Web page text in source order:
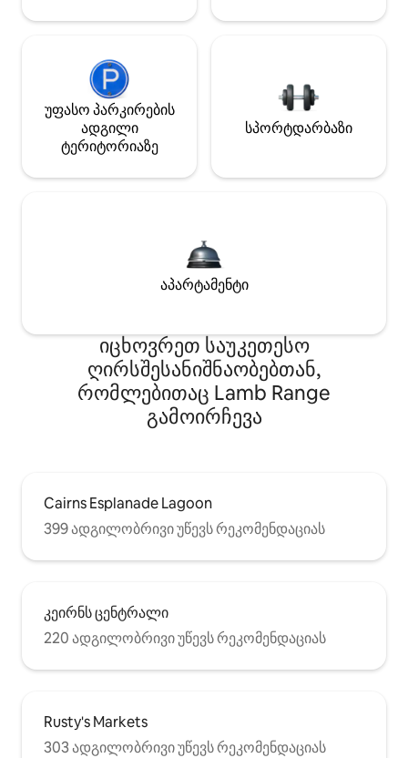
უფასო პარკირების
ადგილი
ტერიტორიაზე
სპორტდარბაზი
აპარტამენტი
იცხოვრეთ საუკეთესო
ღირსშესანიშნაობებთან,
რომლებითაც Lamb Range
გამოირჩევა
Cairns Esplanade Lagoon
399 ადგილობრივი უწევს რეკომენდაციას
კეირნს ცენტრალი
220 ადგილობრივი უწევს რეკომენდაციას
Rusty's Markets
303 ადგილობრივი უწევს რეკომენდაციას